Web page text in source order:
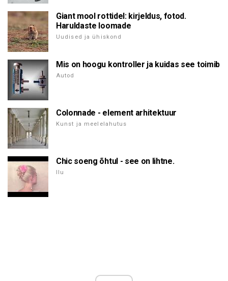
Giant mool rottidel: kirjeldus, fotod.
Haruldaste loomade
Uudised ja ühiskond
Mis on hoogu kontroller ja kuidas see toimib
Autod
Colonnade - element arhitektuur
Kunst ja meelelahutus
Chic soeng õhtul - see on lihtne.
Ilu